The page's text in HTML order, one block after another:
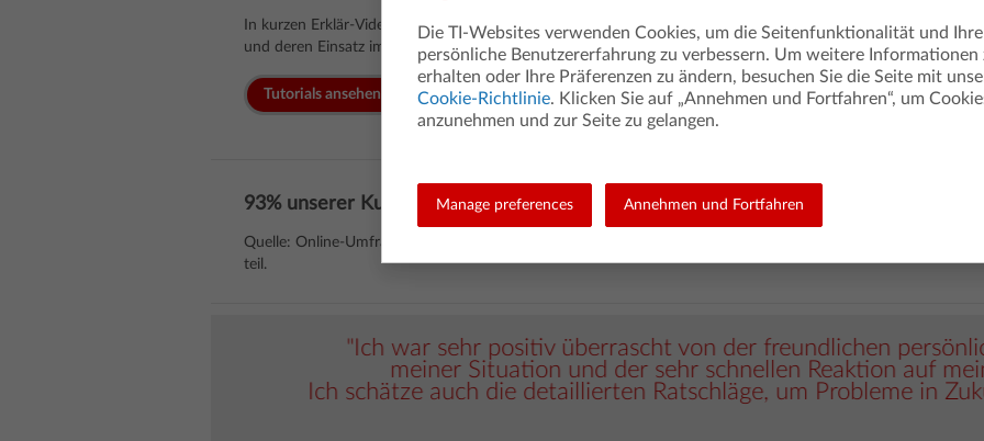
In kurzen Erklär-Videos erhalten Sie wertvolle Hinweise zur Handhabung der TI Technologie
und deren Einsatz im Unterricht.
Tutorials ansehen
93% unserer Kunden sind mit unserem Kundenservice zufrieden.
Quelle: Online-Umfrage, durchgeführt vom 1. Januar bis 31. Dezember 2025 von der Yoummday GmbH;
teil.
"Ich war sehr positiv überrascht von der freundlichen
meiner Situation und der sehr schnellen Reaktion auf
Ich schätze auch die detaillierten Ratschläge, um Probleme in
Die TI-Websites verwenden Cookies, um die Seitenfunktionalität und Ihre
persönliche Benutzererfahrung zu verbessern. Um weitere Informationen
erhalten oder Ihre Präferenzen zu ändern, besuchen Sie die Seite mit
Cookie-Richtlinie. Klicken Sie auf „Annehmen und Fortfahren“, um
anzunehmen und zur Seite zu gelangen.
Manage preferences Annehmen und Fortfahren